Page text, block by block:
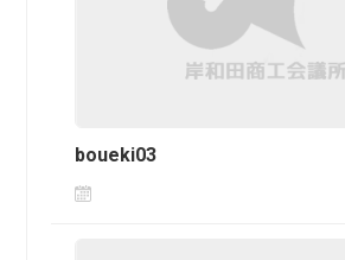
boueki03